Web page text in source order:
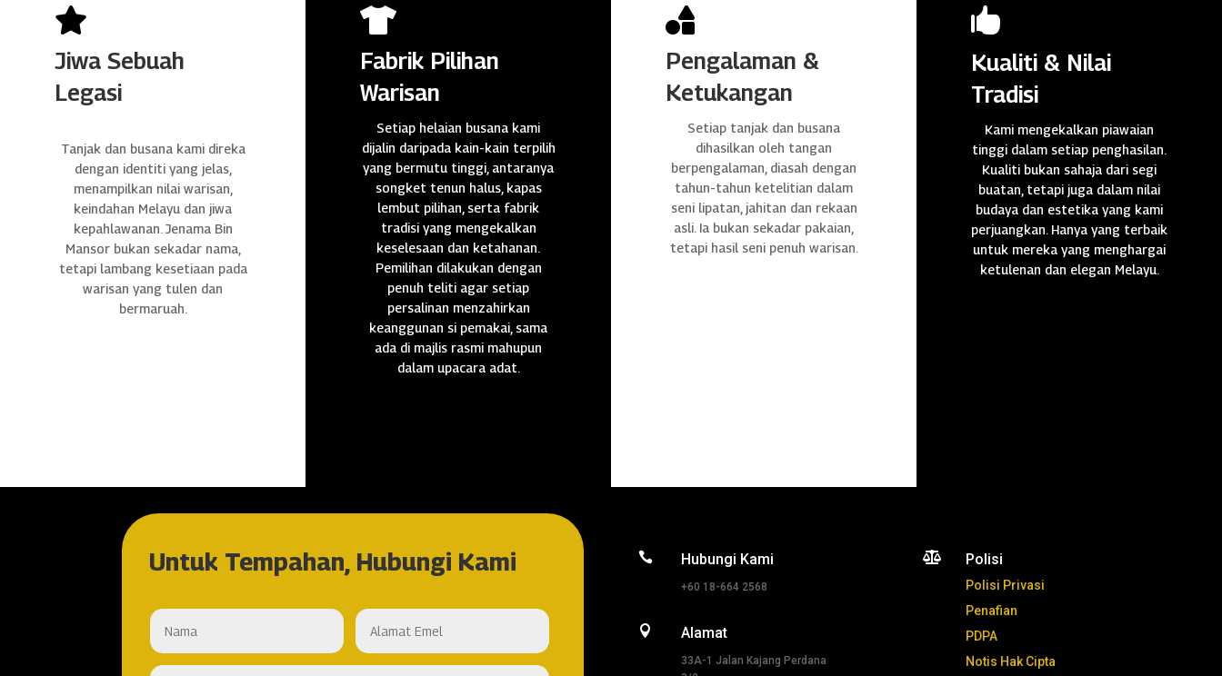

Jiwa Sebuah
Legasi
Tanjak dan busana kami direka
dengan identiti yang jelas,
menampilkan nilai warisan,
keindahan Melayu dan jiwa
kepahlawanan. Jenama Bin
Mansor bukan sekadar nama,
tetapi lambang kesetiaan pada
warisan yang tulen dan
bermaruah.

Fabrik Pilihan
Warisan
Setiap helaian busana kami
dijalin daripada kain-kain terpilih
yang bermutu tinggi, antaranya
songket tenun halus, kapas
lembut pilihan, serta fabrik
tradisi yang mengekalkan
keselesaan dan ketahanan.
Pemilihan dilakukan dengan
penuh teliti agar setiap
persalinan menzahirkan
keanggunan si pemakai, sama
ada di majlis rasmi mahupun
dalam upacara adat.

Pengalaman &
Ketukangan
Setiap tanjak dan busana
dihasilkan oleh tangan
berpengalaman, diasah dengan
tahun-tahun ketelitian dalam
seni lipatan, jahitan dan rekaan
asli. Ia bukan sekadar pakaian,
tetapi hasil seni penuh warisan.

Kualiti & Nilai
Tradisi
Kami mengekalkan piawaian
tinggi dalam setiap penghasilan.
Kualiti bukan sahaja dari segi
buatan, tetapi juga dalam nilai
budaya dan estetika yang kami
perjuangkan. Hanya yang terbaik
untuk mereka yang menghargai
ketulenan dan elegan Melayu.
Untuk Tempahan, Hubungi Kami  Hubungi Kami
+60 18-664 2568
 Alamat
33A-1 Jalan Kajang Perdana
 Polisi
Polisi Privasi
Penafian
PDPA
Notis Hak Cipta